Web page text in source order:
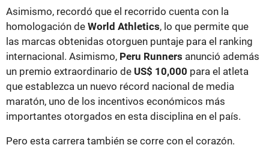
Asimismo, recordó que el recorrido cuenta con la
homologación de World Athletics, lo que permite que
las marcas obtenidas otorguen puntaje para el ranking
internacional. Asimismo, Peru Runners anunció además
un premio extraordinario de US$ 10,000 para el atleta
que establezca un nuevo récord nacional de media
maratón, uno de los incentivos económicos más
importantes otorgados en esta disciplina en el país.
Pero esta carrera también se corre con el corazón.